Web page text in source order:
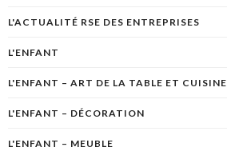
L'ACTUALITÉ RSE DES ENTREPRISES
L'ENFANT
L'ENFANT – ART DE LA TABLE ET CUISINE
L'ENFANT – DÉCORATION
L'ENFANT – MEUBLE